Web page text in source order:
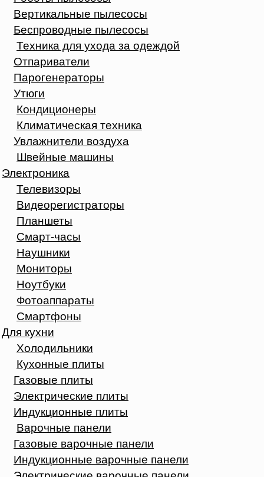
Вертикальные пылесосы
Беспроводные пылесосы
Техника для ухода за одеждой
Отпариватели
Парогенераторы
Утюги
Кондиционеры
Климатическая техника
Увлажнители воздуха
Швейные машины
Электроника
Телевизоры
Видеорегистраторы
Планшеты
Смарт-часы
Наушники
Мониторы
Ноутбуки
Фотоаппараты
Смартфоны
Для кухни
Холодильники
Кухонные плиты
Газовые плиты
Электрические плиты
Индукционные плиты
Варочные панели
Газовые варочные панели
Индукционные варочные панели